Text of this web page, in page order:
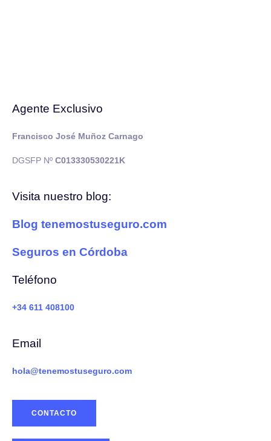
Agente Exclusivo
Francisco José Muñoz Carnago
DGSFP Nº C013330530221K
Visita nuestro blog:
Blog tenemostuseguro.com
Seguros en Córdoba
Teléfono
+34 611 408100
Email
hola@tenemostuseguro.com
CONTACTO